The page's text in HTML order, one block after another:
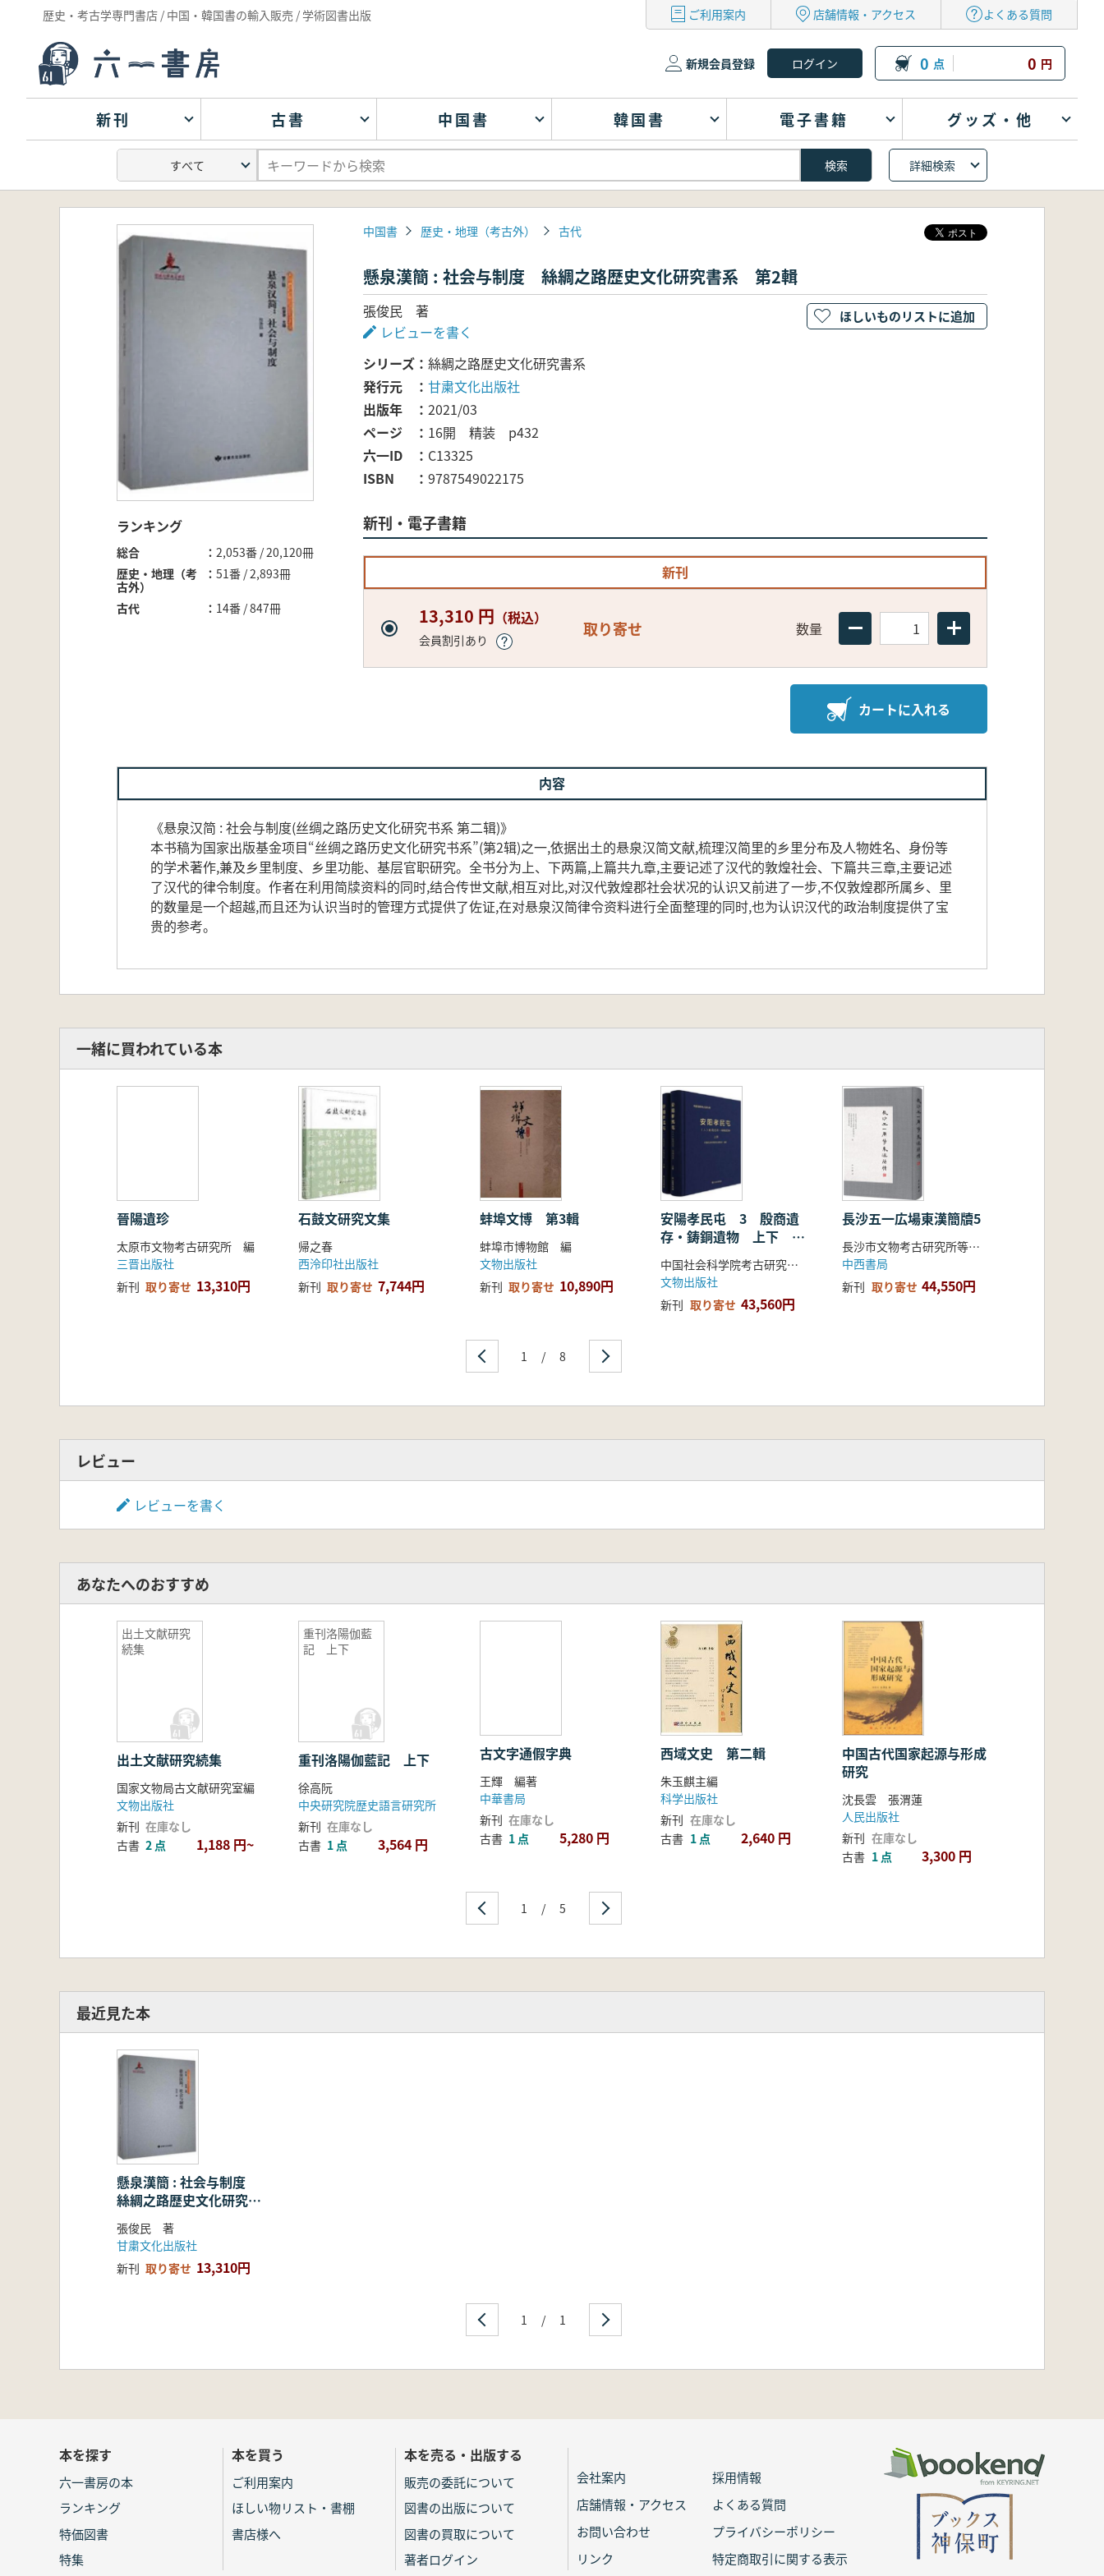
歴史・考古学専門書店 / 中国・韓国書の輸入販売 / 学術図書出版 ご利用案内 店舗情報・アクセス よくある質問
新規会員登録 0 点 0 円
新刊 古書 中国書 韓国書 電子書籍 グッズ・他
詳細検索
ランキング
総合
2,053番 / 20,120冊
歴史・地理（考
古外）
51番 / 2,893冊
古代 14番 / 847冊
中国書 歴史・地理（考古外） 古代
懸泉漢簡 : 社会与制度 絲綢之路歴史文化研究書系 第2輯
張俊民 著
レビューを書く
シリーズ
絲綢之路歴史文化研究書系
発行元
甘粛文化出版社
出版年
2021/03
ページ
16開 精装 p432
六一ID
C13325
ISBN
9787549022175
新刊・電子書籍
新刊
13,310 円 （税込）
会員割引あり
取り寄せ 数量
カートに入れる
ほしいものリストに追加
内容
《悬泉汉简 : 社会与制度(丝绸之路历史文化研究书系 第二辑)》
本书稿为国家出版基金项目“丝绸之路历史文化研究书系”(第2辑)之一,依据出土的悬泉汉简文献,梳理汉简里的乡里分布及人物姓名、身份等
的学术著作,兼及乡里制度、乡里功能、基层官职研究。全书分为上、下两篇,上篇共九章,主要记述了汉代的敦煌社会、下篇共三章,主要记述
了汉代的律令制度。作者在利用简牍资料的同时,结合传世文献,相互对比,对汉代敦煌郡社会状况的认识又前进了一步,不仅敦煌郡所属乡、里
的数量是一个超越,而且还为认识当时的管理方式提供了佐证,在对悬泉汉简律令资料进行全面整理的同时,也为认识汉代的政治制度提供了宝
贵的参考。
一緒に買われている本
晉陽遺珍
太原市文物考古研究所 編
三晋出版社
新刊 取り寄せ 13,310円
石鼓文研究文集
帰之春
西泠印社出版社
新刊 取り寄せ 7,744円
蚌埠文博 第3輯
蚌埠市博物館 編
文物出版社
新刊 取り寄せ 10,890円
安陽孝民屯 3 殷商遺
存・鋳銅遺物 上下 全
2冊
中国社会科学院考古研究所編著
文物出版社
新刊 取り寄せ 43,560円
長沙五一広場東漢簡牘5
長沙市文物考古研究所等 編
中西書局
新刊 取り寄せ 44,550円
1 / 8
レビュー
レビューを書く
あなたへのおすすめ
出土文献研究
続集
出土文献研究続集
国家文物局古文献研究室編
文物出版社
新刊 在庫なし
古書 2 点 1,188 円~
重刊洛陽伽藍
記 上下
重刊洛陽伽藍記 上下
徐高阮
中央研究院歴史語言研究所
新刊 在庫なし
古書 1 点 3,564 円
古文字通假字典
王輝 編著
中華書局
新刊 在庫なし
古書 1 点 5,280 円
西域文史 第二輯
朱玉麒主編
科学出版社
新刊 在庫なし
古書 1 点 2,640 円
中国古代国家起源与形成
研究
沈長雲 張渭蓮
人民出版社
新刊 在庫なし
古書 1 点 3,300 円
1 / 5
最近見た本
懸泉漢簡 : 社会与制度
絲綢之路歴史文化研究書
系 第2輯
張俊民 著
甘粛文化出版社
新刊 取り寄せ 13,310円
1 / 1
本を探す
六一書房の本
ランキング
特価図書
特集
本を買う
ご利用案内
ほしい物リスト・書棚
書店様へ
本を売る・出版する
販売の委託について
図書の出版について
図書の買取について
著者ログイン
会社案内
採用情報
店舗情報・アクセス
よくある質問
お問い合わせ
プライバシーポリシー
リンク
特定商取引に関する表示